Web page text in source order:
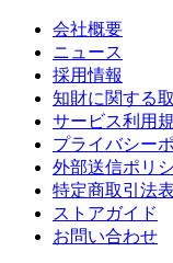
会社概要
ニュース
採用情報
知財に関する
サービス利用
プライバシー
外部送信ポリ
特定商取引法
ストアガイド
お問い合わせ